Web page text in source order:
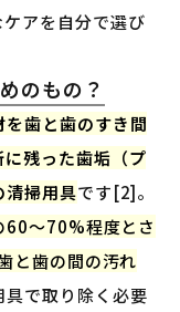
アを自分で選び
のもの？
歯と歯のすき間
残った歯垢（プ
清掃用具です[2]。
60〜70%程度とさ
と歯の間の汚れ
で取り除く必要